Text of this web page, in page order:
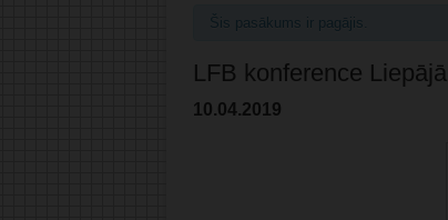
Šis pasākums ir pagājis.
LFB konference Liepājā
10.04.2019